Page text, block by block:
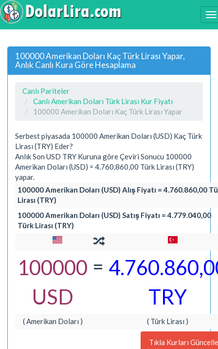
100000 Amerikan Doları Kaç Türk Lirası Yapar,
Anlık Canlı Kura Göre Hesaplama
Canlı Pariteler
Canlı Amerikan Doları Türk Lirası Kur Fiyatı
100000 Amerikan Doları Kaç Türk Lirası Yapar
Serbest piyasada 100000 Amerikan Doları (USD) Kaç Türk
Lirası (TRY) Eder?
Anlık Son USD TRY Kuruna göre Çeviri Sonucu 100000
Amerikan Doları (USD) = 4.760.860,00 Türk Lirası (TRY)
yapar.
100000 Amerikan Doları (USD) Alış Fiyatı = 4.760.860,00
Lirası (TRY)
100000 Amerikan Doları (USD) Satış Fiyatı = 4.779.040,00
Türk Lirası (TRY)
100000
USD
=
TRY
( Amerikan Doları ) ( Türk Lirası )
Tıkla Kurları Güncelle